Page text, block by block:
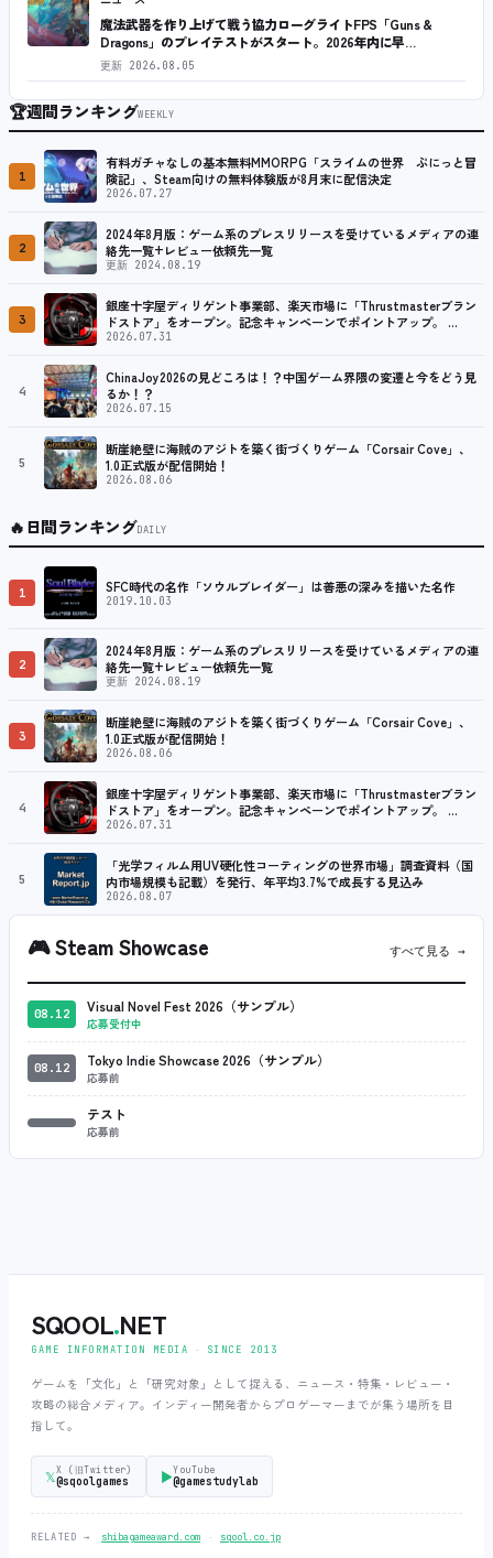
魔法武器を作り上げて戦う協力ローグライトFPS「Guns &
Dragons」のプレイテストがスタート。2026年内に早…
更新 2026.08.05
🏆週間ランキングWEEKLY
1
有料ガチャなしの基本無料MMORPG「スライムの世界 ぷにっと冒
険記」、Steam向けの無料体験版が8月末に配信決定
2026.07.27
2
2024年8月版：ゲーム系のプレスリリースを受けているメディアの連
絡先一覧+レビュー依頼先一覧
更新 2024.08.19
3
銀座十字屋ディリゲント事業部、楽天市場に「Thrustmasterブラン
ドストア」をオープン。記念キャンペーンでポイントアップ。 …
2026.07.31
4
ChinaJoy2026の見どころは！？中国ゲーム界隈の変遷と今をどう見
るか！？
2026.07.15
5
断崖絶壁に海賊のアジトを築く街づくりゲーム「Corsair Cove」、
1.0正式版が配信開始！
2026.08.06
🔥日間ランキングDAILY
1 SFC時代の名作「ソウルブレイダー」は善悪の深みを描いた名作
2019.10.03
2
2024年8月版：ゲーム系のプレスリリースを受けているメディアの連
絡先一覧+レビュー依頼先一覧
更新 2024.08.19
3
断崖絶壁に海賊のアジトを築く街づくりゲーム「Corsair Cove」、
1.0正式版が配信開始！
2026.08.06
4
銀座十字屋ディリゲント事業部、楽天市場に「Thrustmasterブラン
ドストア」をオープン。記念キャンペーンでポイントアップ。 …
2026.07.31
5
「光学フィルム用UV硬化性コーティングの世界市場」調査資料（国
内市場規模も記載）を発行、年平均3.7%で成長する見込み
2026.08.07
🎮Steam Showcase すべて見る →
08.12 Visual Novel Fest 2026（サンプル）
応募受付中
08.12 Tokyo Indie Showcase 2026（サンプル）
応募前
テスト
応募前
SQOOL.NET
GAME INFORMATION MEDIA ‧ SINCE 2013
ゲームを「文化」と「研究対象」として捉える、ニュース・特集・レビュー・
攻略の総合メディア。インディー開発者からプロゲーマーまでが集う場所を目
指して。
𝕏 X (旧Twitter)
@sqoolgames ▶YouTube
@gamestudylab
RELATED → shibagameaward.com ‧ sqool.co.jp